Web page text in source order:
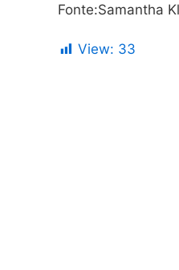
Fonte:Samantha
View: 33